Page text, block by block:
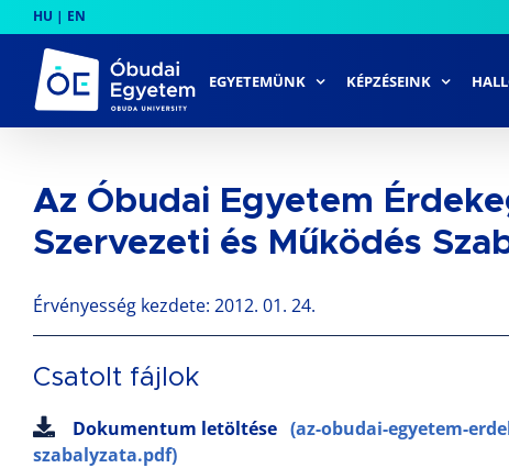
to
content
HU | EN
EGYETEMÜNK KÉPZÉSEINK
Az Óbudai Egyetem
Szervezeti és Működés
Érvényesség kezdete: 2012. 01. 24.
Csatolt fájlok
Dokumentum letöltése (az-obudai-egyetem-
szabalyzata.pdf)